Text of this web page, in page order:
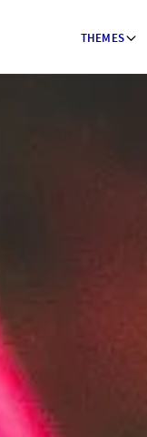
THEMES